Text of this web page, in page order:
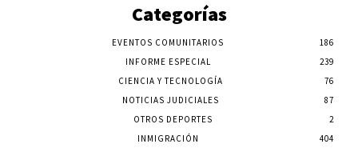
Categorías
EVENTOS COMUNITARIOS
186
INFORME ESPECIAL
239
CIENCIA Y TECNOLOGÍA
76
NOTICIAS JUDICIALES
87
OTROS DEPORTES
2
INMIGRACIÓN
404